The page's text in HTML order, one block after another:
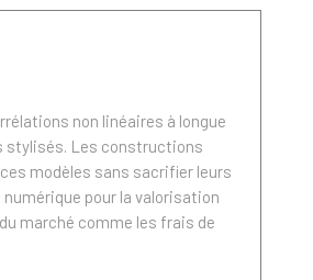
non linéaires à longue
stylisés. Les constructions
modèles sans sacrifier leurs
pour la valorisation
marché comme les frais de